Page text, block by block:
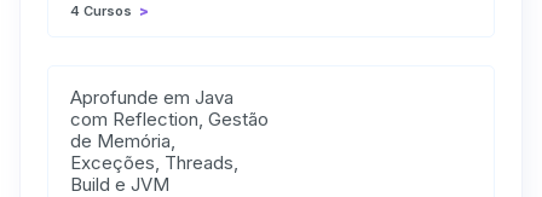
4 Cursos >
Aprofunde em Java
com Reflection, Gestão
de Memória,
Exceções, Threads,
Build e JVM